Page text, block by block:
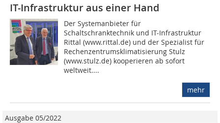
IT-Infrastruktur aus einer Hand
Der Systemanbieter für
Schaltschranktechnik und IT-Infrastruktur
Rittal (www.rittal.de) und der Spezialist für
Rechenzentrumsklimatisierung Stulz
(www.stulz.de) kooperieren ab sofort
weltweit....
mehr
Ausgabe 05/2022